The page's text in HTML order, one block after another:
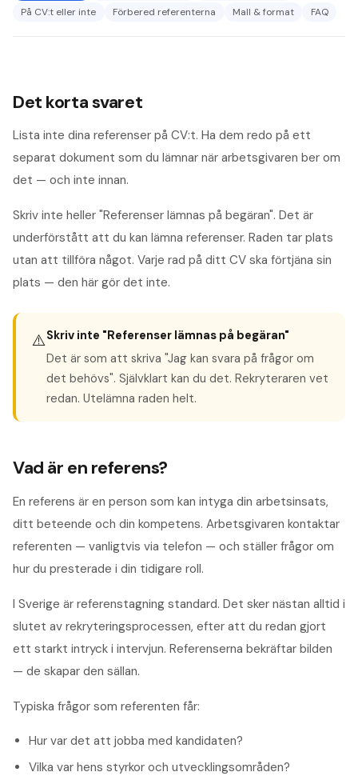
På CV:t eller inte
Förbered referenterna Mall & format FAQ
Det korta svaret
Lista inte dina referenser på CV:t. Ha dem redo på ett
separat dokument som du lämnar när arbetsgivaren ber om
det — och inte innan.
Skriv inte heller "Referenser lämnas på begäran". Det är
underförstått att du kan lämna referenser. Raden tar plats
utan att tillföra något. Varje rad på ditt CV ska förtjäna sin
plats — den här gör det inte.
⚠️Skriv inte "Referenser lämnas på begäran"
Det är som att skriva "Jag kan svara på frågor om
det behövs". Självklart kan du det. Rekryteraren vet
redan. Utelämna raden helt.
Vad är en referens?
En referens är en person som kan intyga din arbetsinsats,
ditt beteende och din kompetens. Arbetsgivaren kontaktar
referenten — vanligtvis via telefon — och ställer frågor om
hur du presterade i din tidigare roll.
I Sverige är referenstagning standard. Det sker nästan alltid i
slutet av rekryteringsprocessen, efter att du redan gjort
ett starkt intryck i intervjun. Referenserna bekräftar bilden
— de skapar den sällan.
Typiska frågor som referenten får:
Hur var det att jobba med kandidaten?
Vilka var hens styrkor och utvecklingsområden?